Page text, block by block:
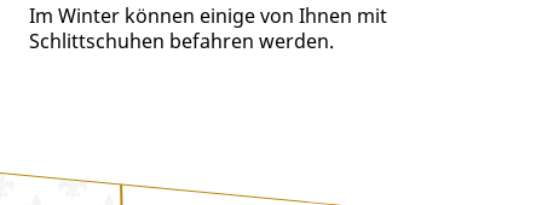
Im Winter können einige von Ihnen mit
Schlittschuhen befahren werden.